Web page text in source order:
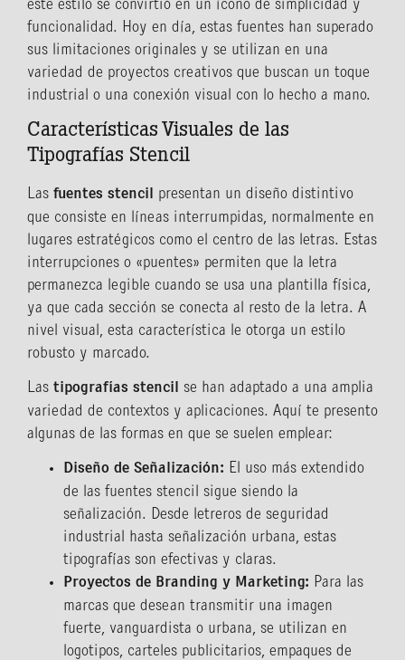
este estilo se convirtió en un ícono de simplicidad y
funcionalidad. Hoy en día, estas fuentes han superado
sus limitaciones originales y se utilizan en una
variedad de proyectos creativos que buscan un toque
industrial o una conexión visual con lo hecho a mano.
Características Visuales de las
Tipografías Stencil
Las fuentes stencil presentan un diseño distintivo
que consiste en líneas interrumpidas, normalmente en
lugares estratégicos como el centro de las letras. Estas
interrupciones o «puentes» permiten que la letra
permanezca legible cuando se usa una plantilla física,
ya que cada sección se conecta al resto de la letra. A
nivel visual, esta característica le otorga un estilo
robusto y marcado.
Las tipografías stencil se han adaptado a una amplia
variedad de contextos y aplicaciones. Aquí te presento
algunas de las formas en que se suelen emplear:
Diseño de Señalización: El uso más extendido
de las fuentes stencil sigue siendo la
señalización. Desde letreros de seguridad
industrial hasta señalización urbana, estas
tipografías son efectivas y claras.
Proyectos de Branding y Marketing: Para las
marcas que desean transmitir una imagen
fuerte, vanguardista o urbana, se utilizan en
logotipos, carteles publicitarios, empaques de